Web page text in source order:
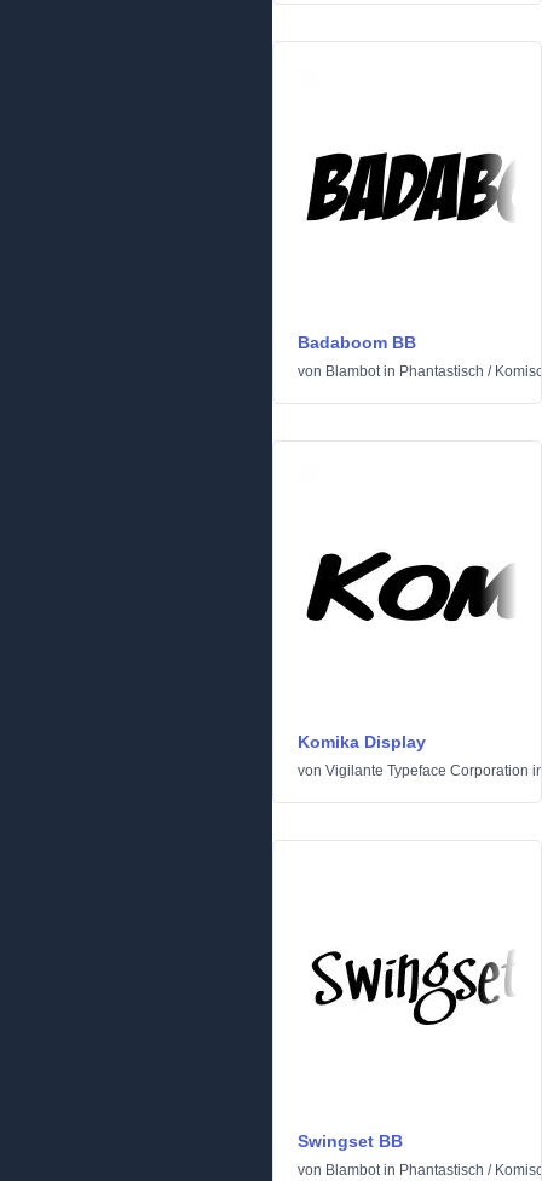
Badaboom BB
von Blambotin Phantastisch /
Komika Display
von Vigilante Typeface Corporation
Swingset BB
von Blambotin Phantastisch /